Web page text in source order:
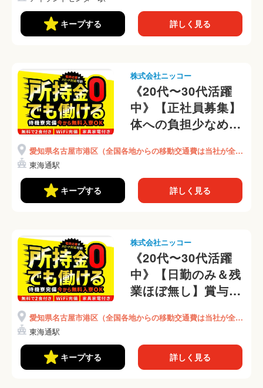
★(301-2)
キープする 詳しく見る
株式会社ニッコー
《20代〜30代活躍
中》【正社員募集】
体への負担少なめ♪
業★日勤のみ＆残業
以上の老舗企業
(404-1)
愛知県名古屋市港区（全国各地からの移動交通費は当社が全額
負担）
東海通駅
キープする 詳しく見る
株式会社ニッコー
《20代〜30代活躍
中》【日勤のみ＆残
業ほぼ無し】賞与年
体への負担少なめ◎
加工◎(404-2)
愛知県名古屋市港区（全国各地からの移動交通費は当社が全額
負担）
東海通駅
キープする 詳しく見る